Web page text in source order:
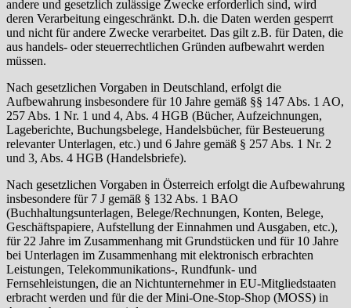
andere und gesetzlich zulässige Zwecke erforderlich sind, wird
deren Verarbeitung eingeschränkt. D.h. die Daten werden gesperrt
und nicht für andere Zwecke verarbeitet. Das gilt z.B. für Daten, die
aus handels- oder steuerrechtlichen Gründen aufbewahrt werden
müssen.
Nach gesetzlichen Vorgaben in Deutschland, erfolgt die
Aufbewahrung insbesondere für 10 Jahre gemäß §§ 147 Abs. 1 AO,
257 Abs. 1 Nr. 1 und 4, Abs. 4 HGB (Bücher, Aufzeichnungen,
Lageberichte, Buchungsbelege, Handelsbücher, für Besteuerung
relevanter Unterlagen, etc.) und 6 Jahre gemäß § 257 Abs. 1 Nr. 2
und 3, Abs. 4 HGB (Handelsbriefe).
Nach gesetzlichen Vorgaben in Österreich erfolgt die Aufbewahrung
insbesondere für 7 J gemäß § 132 Abs. 1 BAO
(Buchhaltungsunterlagen, Belege/Rechnungen, Konten, Belege,
Geschäftspapiere, Aufstellung der Einnahmen und Ausgaben, etc.),
für 22 Jahre im Zusammenhang mit Grundstücken und für 10 Jahre
bei Unterlagen im Zusammenhang mit elektronisch erbrachten
Leistungen, Telekommunikations-, Rundfunk- und
Fernsehleistungen, die an Nichtunternehmer in EU-Mitgliedstaaten
erbracht werden und für die der Mini-One-Stop-Shop (MOSS) in